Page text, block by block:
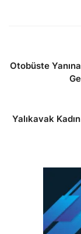
Otobüste
Yalıkavak